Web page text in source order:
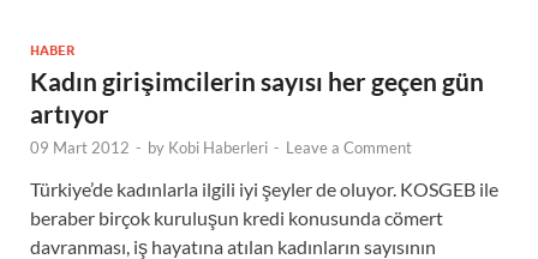
HABER
Kadın girişimcilerin sayısı her geçen gün
artıyor
09 Mart 2012 - by Kobi Haberleri - Leave a Comment
Türkiye’de kadınlarla ilgili iyi şeyler de oluyor. KOSGEB ile
beraber birçok kuruluşun kredi konusunda cömert
davranması, iş hayatına atılan kadınların sayısının